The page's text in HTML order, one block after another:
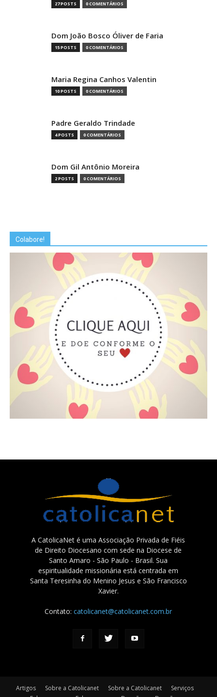
27 POSTS 0 COMENTÁRIOS
Dom João Bosco Óliver de Faria
15 POSTS 0 COMENTÁRIOS
Maria Regina Canhos Valentin
10 POSTS 0 COMENTÁRIOS
Padre Geraldo Trindade
4 POSTS 0 COMENTÁRIOS
Dom Gil Antônio Moreira
2 POSTS 0 COMENTÁRIOS
Colabore!
A CatolicaNet é uma Associação Privada de Fiéis
de Direito Diocesano com sede na Diocese de
Santo Amaro - São Paulo - Brasil. Sua
espiritualidade missionária está centrada em
Santa Teresinha do Menino Jesus e São Francisco
Xavier.
Contato:catolicanet@catolicanet.com.br
Artigos Sobre a Catolicanet Sobre a Catolicanet
Serviços